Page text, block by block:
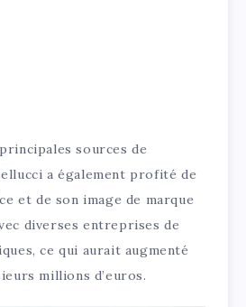
sources de
a également profité de
et de son image de marque
diverses entreprises de
ce qui aurait augmenté
millions d’euros.